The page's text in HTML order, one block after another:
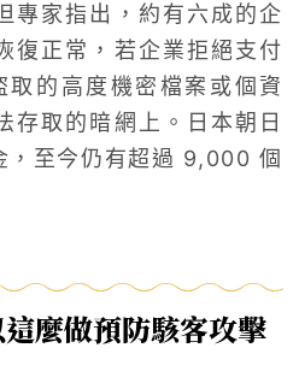
專家指出，約有六成的企
復正常，若企業拒絕支付
的高度機密檔案或個資
存取的暗網上。日本朝日
至今仍有超過 9,000 個
麼做預防駭客攻擊